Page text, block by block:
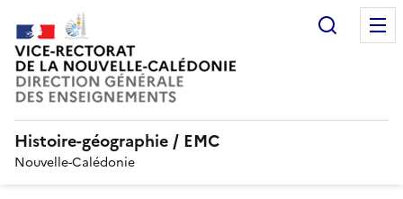
Histoire-géographie / EMC
Nouvelle-Calédonie